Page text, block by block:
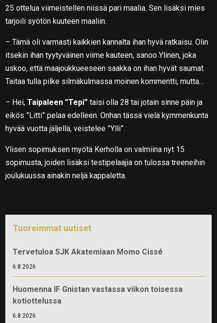
25 ottelua viimeistellen niissä pari maalia. Sen lisäksi mies
tarjoili syötön kuuteen maaliin.
– Tämä oli varmasti kaikkien kannalta ihan hyvä ratkaisu. Olin
itsekin ihan tyytyväinen viime kauteen, sanoo Ylinen, joka
uskoo, että maajoukkueeseen saakka on ihan hyvät saumat.
Taitaa tulla pilke silmäkulmassa moinen kommentti, mutta…
– Hei,Taipaleen ”Tepi”taisi olla 28 tai jotain sinne päin ja
eikös ”Litti” pelaa edelleen. Onhan tässä vielä kymmenkunta
hyvää vuotta jäljellä, veistelee ”Ylli”.
Ylisen sopimuksen myötä Kerholla on valmiina nyt 15
sopimusta, joiden lisäksi testipelaajia on tulossa treeneihin
joulukuussa ainakin neljä kappaletta.
Tuoreimmat uutiset
Tervetuloa SJK Akatemiaan Momo Cissé
6.8.2026
Huomenna IF Gnistan vastassa viikon toisessa
kotiottelussa
6.8.2026